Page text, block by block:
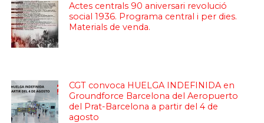
Actes centrals 90 aniversari revolució
social 1936. Programa central i per dies.
Materials de venda.
CGT convoca HUELGA INDEFINIDA en
Groundforce Barcelona del Aeropuerto
del Prat-Barcelona a partir del 4 de
agosto